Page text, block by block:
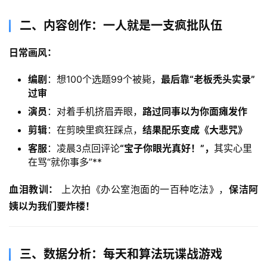
二、内容创作：一人就是一支疯批队伍
日常画风：​
编剧 ：想100个选题99个被毙，​ 最后靠“老板秃头实录”
过审
演员 ：对着手机挤眉弄眼，​ 路过同事以为你面瘫发作
剪辑：在剪映里疯狂踩点，​ 结果配乐变成《大悲咒》​
客服：凌晨3点回评论​“宝子你眼光真好！”，​ 其实心里
在骂“就你事多”​**
血泪教训：​ 上次拍《办公室泡面的一百种吃法》，​ 保洁阿
姨以为我们要炸楼！​
三、数据分析：每天和算法玩谍战游戏